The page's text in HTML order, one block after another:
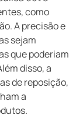
como
A precisão e
sejam
que poderiam
disso, a
de reposição,
a